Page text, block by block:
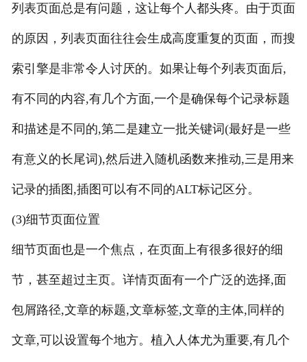
列表页面总是有问题，这让每个人都头疼。由于页面
的原因，列表页面往往会生成高度重复的页面，而搜
索引擎是非常令人讨厌的。如果让每个列表页面后,
有不同的内容,有几个方面,一个是确保每个记录标题
和描述是不同的,第二是建立一批关键词(最好是一些
有意义的长尾词),然后进入随机函数来推动,三是用来
记录的插图,插图可以有不同的ALT标记区分。
(3)细节页面位置
细节页面也是一个焦点，在页面上有很多很好的细
节，甚至超过主页。详情页面有一个广泛的选择,面
包屑路径,文章的标题,文章标签,文章的主体,同样的
文章,可以设置每个地方。植入人体尤为重要,有几个